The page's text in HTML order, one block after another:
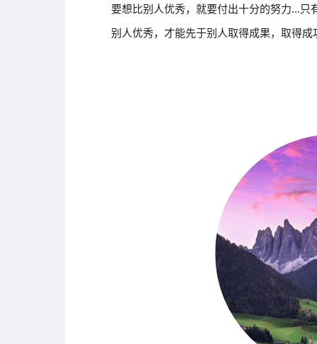
要想比别人优秀，就要付出十分的努力…只
别人优秀，才能先于别人取得成果，取得成